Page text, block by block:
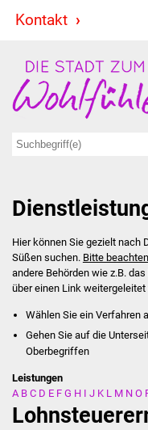
Kontakt
Hier können Sie gezielt nach
Süßen suchen. Bitte
andere Behörden wie z.B.
über einen Link weitergeleitet
Wählen Sie ein Verfahren
Gehen Sie auf die
Oberbegriffen
Leistungen
A B C D E F G H I J K L M N O